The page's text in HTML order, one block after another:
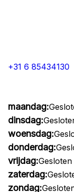
+31 6 85434130
maandag:
dinsdag:
woensdag:
donderdag:
vrijdag:Gesloten
zaterdag:
zondag: